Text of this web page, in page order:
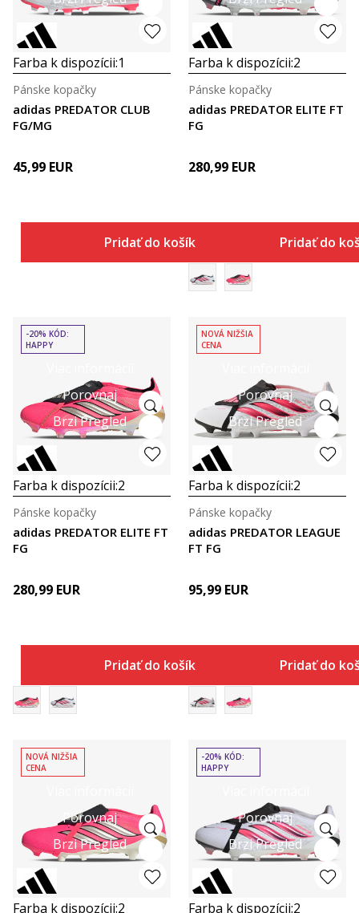
Farba k dispozícii:1
adidas PREDATOR CLUB
FG/MG
Pánske kopačky
45,99 EUR
Pridať do košíka
Farba k dispozícii:2
adidas PREDATOR ELITE FT
FG
Pánske kopačky
280,99 EUR
Pridať do
Porovnaj
Brzi Pregled
-20% KÓD:
HAPPY
Farba k dispozícii:2
adidas PREDATOR ELITE FT
FG
Pánske kopačky
280,99 EUR
Pridať do košíka
Porovnaj
Brzi Pregled
NOVÁ NIŽŠIA
CENA
Farba k dispozícii:2
adidas PREDATOR LEAGUE
FT FG
Pánske kopačky
95,99 EUR
Pridať do
Porovnaj
Brzi Pregled
NOVÁ NIŽŠIA
CENA
Farba k dispozícii:2
Porovnaj
Brzi Pregled
-20% KÓD:
HAPPY
Farba k dispozícii:2